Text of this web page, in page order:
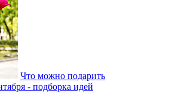
Что можно подарить
- подборка идей